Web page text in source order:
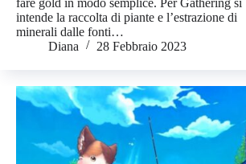
fare gold in modo semplice. Per Gathering si
intende la raccolta di piante e l’estrazione di
minerali dalle fonti…
Diana
28 Febbraio 2023